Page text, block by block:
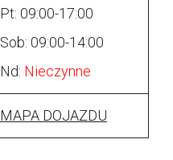
Pt: 09:00-17:00
Sob: 09:00-14:00
Nd: Nieczynne
MAPA DOJAZDU